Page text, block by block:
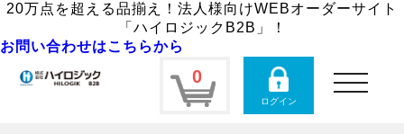
20万点を超える品揃え！法人様向けWEBオーダーサイト
「ハイロジックB2B」！
お問い合わせはこちらから
0
ログイン
toggle
navigation